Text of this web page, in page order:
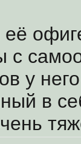
её
с
у
в